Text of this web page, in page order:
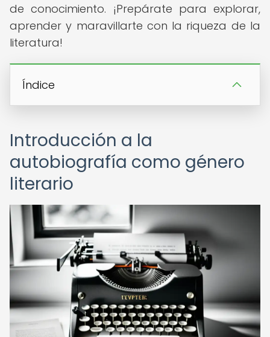
de conocimiento. ¡Prepárate para explorar,
aprender y maravillarte con la riqueza de la
literatura!
Índice
Introducción a la
autobiografía como género
literario